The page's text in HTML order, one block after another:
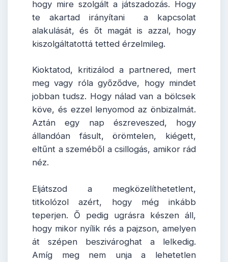
hogy mire szolgált a játszadozás. Hogy
te akartad irányítani a kapcsolat
alakulását, és őt magát is azzal, hogy
kiszolgáltatottá tetted érzelmileg.
Kioktatod, kritizálod a partnered, mert
meg vagy róla győződve, hogy mindet
jobban tudsz. Hogy nálad van a bölcsek
köve, és ezzel lenyomod az önbizalmát.
Aztán egy nap észreveszed, hogy
állandóan fásult, örömtelen, kiégett,
eltűnt a szeméből a csillogás, amikor rád
néz.
Eljátszod a megközelíthetetlent,
titkolózol azért, hogy még inkább
teperjen. Ő pedig ugrásra készen áll,
hogy mikor nyílik rés a pajzson, amelyen
át szépen beszivároghat a lelkedig.
Amíg meg nem unja a lehetetlen